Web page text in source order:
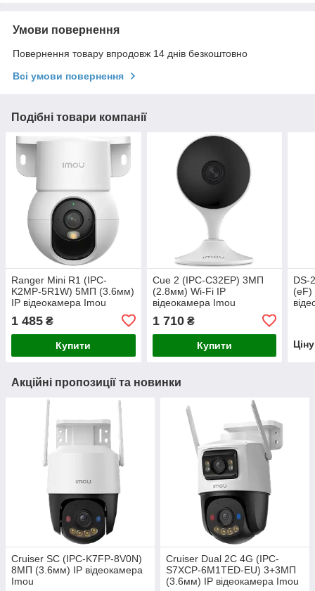
Умови повернення
Повернення товару впродовж 14 днів безкоштовно
Всі умови повернення
Подібні товари компанії
Ranger Mini R1 (IPC-
K2MP-5R1W) 5МП (3.6мм)
IP відеокамера Imou
1 485 ₴
Купити
Cue 2 (IPC-C32EP) 3МП
(2.8мм) Wi-Fi IP
відеокамера Imou
1 710₴
Купити
DS-
Акційні пропозиції та новинки
Cruiser SC (IPC-K7FP-8V0N)
8МП (3.6мм) IP відеокамера
Imou
Cruiser Dual 2C 4G (IPC-
S7XCP-6M1TED-EU) 3+3МП
(3.6мм) IP відеокамера Imou